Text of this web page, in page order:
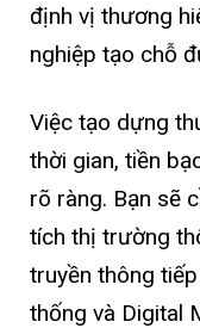
định vị thương
nghiệp tạo chỗ
Việc tạo dựng
thời gian, tiền
rõ ràng. Bạn sẽ
tích thị trường
truyền thông
thống và Digital